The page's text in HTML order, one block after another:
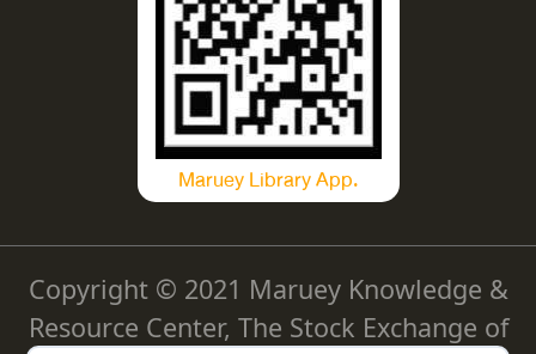
Maruey Library App.
Copyright © 2021 Maruey Knowledge &
Resource Center, The Stock Exchange of